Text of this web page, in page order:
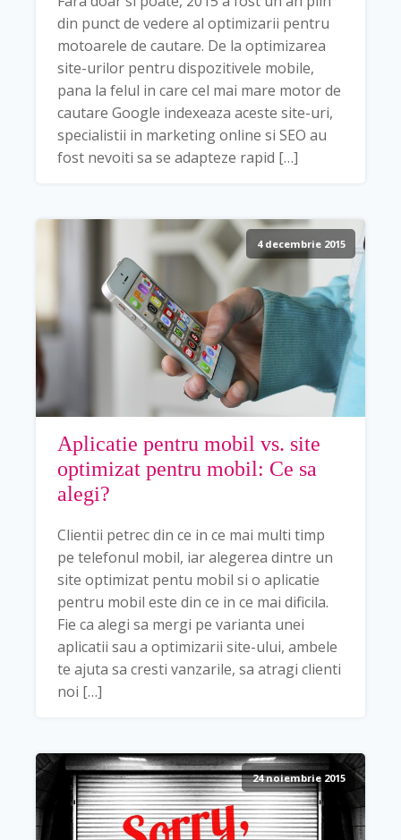
din punct de vedere al optimizarii pentru
motoarele de cautare. De la optimizarea
site-urilor pentru dispozitivele mobile,
pana la felul in care cel mai mare motor de
cautare Google indexeaza aceste site-uri,
specialistii in marketing online si SEO au
fost nevoiti sa se adapteze rapid […]
4 decembrie 2015
Aplicatie pentru mobil vs. site
optimizat pentru mobil: Ce sa
alegi?
Clientii petrec din ce in ce mai multi timp
pe telefonul mobil, iar alegerea dintre un
site optimizat pentu mobil si o aplicatie
pentru mobil este din ce in ce mai dificila.
Fie ca alegi sa mergi pe varianta unei
aplicatii sau a optimizarii site-ului, ambele
te ajuta sa cresti vanzarile, sa atragi clienti
noi […]
24 noiembrie 2015